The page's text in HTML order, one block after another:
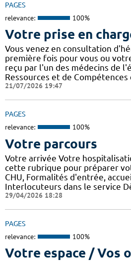
PAGES
relevance: 100%
Votre prise en
Vous venez en consultation
première fois pour vous ou
reçu par l'un des médecins de
Ressources et de
21/07/2026 19:47
PAGES
relevance: 100%
Votre parcours
Votre arrivée Votre
cette rubrique pour préparer
CHU, Formalités d'entrée,
Interlocuteurs dans le service
29/04/2026 18:28
PAGES
relevance: 100%
Votre espace / Vos